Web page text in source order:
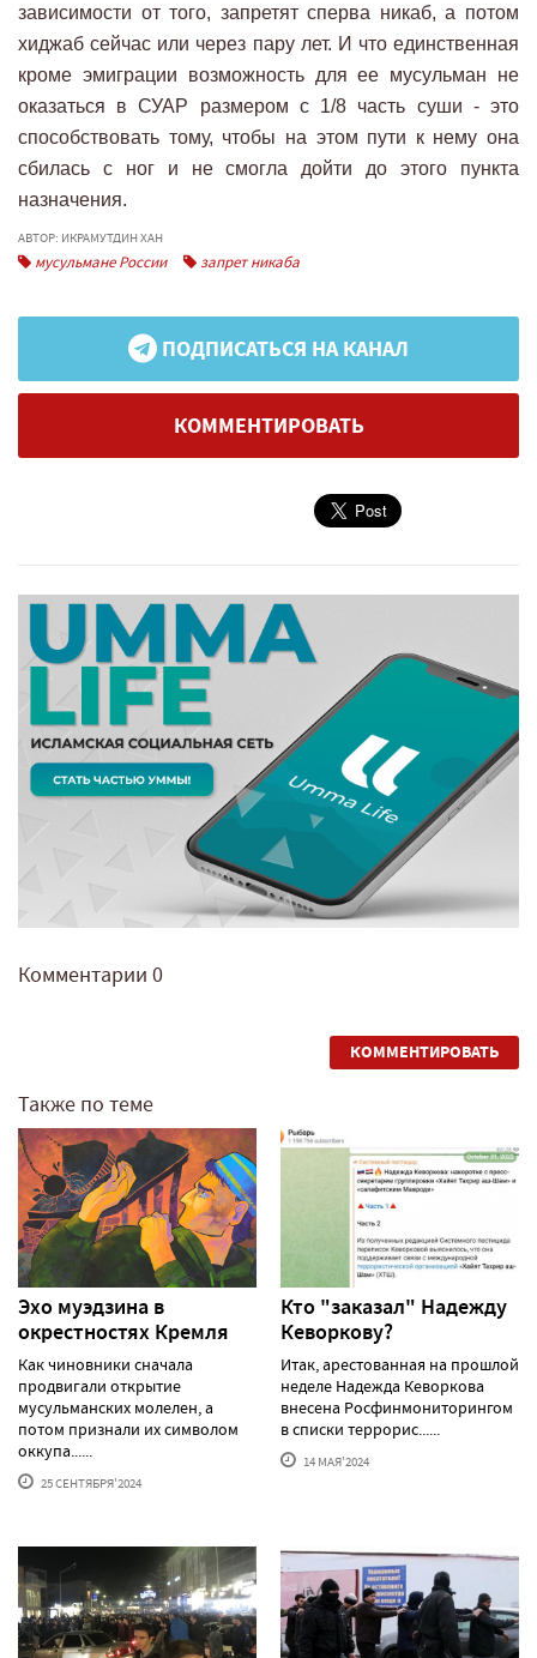
зависимости от того, запретят сперва никаб, а потом
хиджаб сейчас или через пару лет. И что единственная
кроме эмиграции возможность для ее мусульман не
оказаться в СУАР размером с 1/8 часть суши - это
способствовать тому, чтобы на этом пути к нему она
сбилась с ног и не смогла дойти до этого пункта
назначения.
АВТОР: ИКРАМУТДИН ХАН
мусульмане России запрет никаба
ПОДПИСАТЬСЯ НА КАНАЛ
КОММЕНТИРОВАТЬ
Комментарии 0
КОММЕНТИРОВАТЬ
Также по теме
Эхо муэдзина в
окрестностях Кремля
Как чиновники сначала
продвигали открытие
мусульманских молелен, а
потом признали их символом
оккупа......
25 СЕНТЯБРЯ'2024
Кто "заказал" Надежду
Кеворкову?
Итак, арестованная на прошлой
неделе Надежда Кеворкова
внесена Росфинмониторингом
в списки террорис......
14 МАЯ'2024